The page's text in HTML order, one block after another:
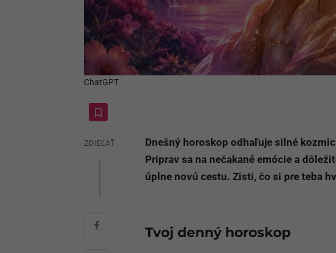
ChatGPT
ZDIEĽAŤ
Dnešný horoskop odhaľuje silné
Priprav sa na nečakané emócie a
úplne novú cestu. Zisti, čo si pre teba
Tvoj denný horoskop